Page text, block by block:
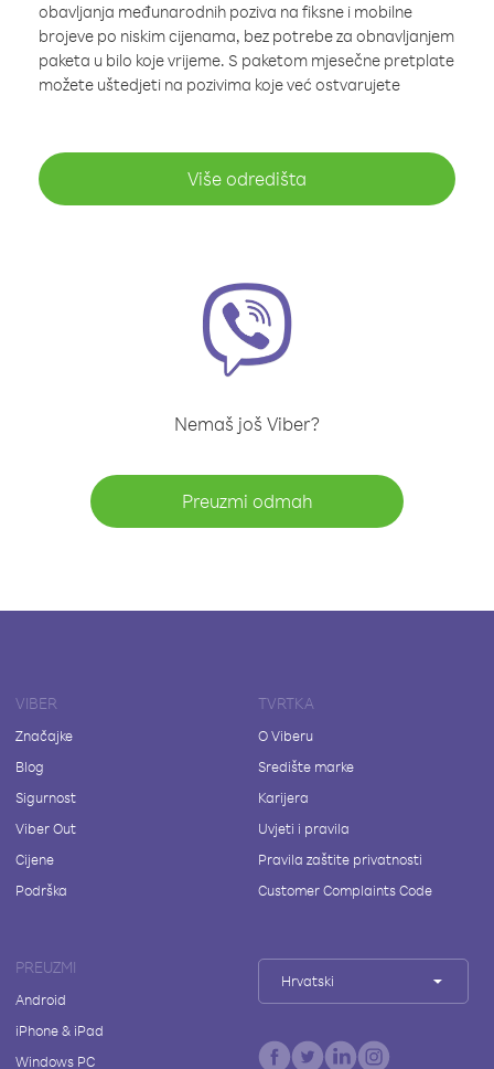
obavljanja međunarodnih poziva na fiksne i mobilne
brojeve po niskim cijenama, bez potrebe za obnavljanjem
paketa u bilo koje vrijeme. S paketom mjesečne pretplate
možete uštedjeti na pozivima koje već ostvarujete
Više odredišta
Nemaš još Viber?
Preuzmi odmah
VIBER
Značajke
Blog
Sigurnost
Viber Out
Cijene
Podrška
TVRTKA
O Viberu
Središte marke
Karijera
Uvjeti i pravila
Pravila zaštite privatnosti
Customer Complaints Code
PREUZMI
Android
iPhone & iPad
Windows PC
Hrvatski